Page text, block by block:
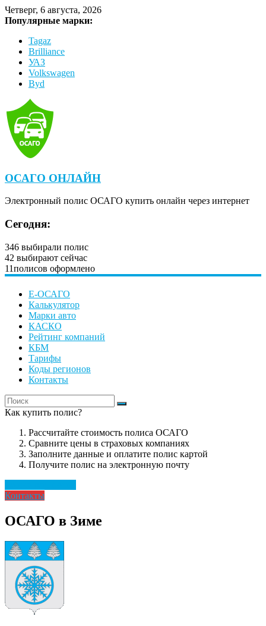
Четверг, 6 августа, 2026
Популярные марки:
Tagaz
Brilliance
УАЗ
Volkswagen
Byd
ОСАГО ОНЛАЙН
Электронный полис ОСАГО купить онлайн через интернет
Сегодня:
346 выбирали полис
42 выбирают сейчас
11полисов оформлено
Е-ОСАГО
Калькулятор
Марки авто
КАСКО
Рейтинг компаний
КБМ
Тарифы
Коды регионов
Контакты
Как купить полис?
Рассчитайте стоимость полиса ОСАГО
Сравните цены в страховых компаниях
Заполните данные и оплатите полис картой
Получите полис на электронную почту
Контакты
ОСАГО в Зиме